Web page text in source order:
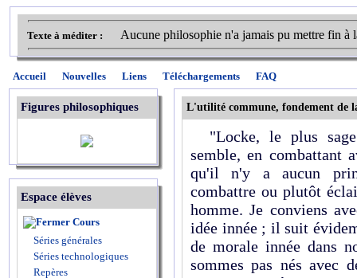
Texte à méditer : Aucune philosophie n'a jamais pu mettre fin à
Accueil Nouvelles Liens Téléchargements FAQ
Figures philosophiques
Espace élèves
Cours
Séries générales
Séries technologiques
Repères
L'utilité commune, fondement de
"Locke, le plus sage
semble, en combattant
qu'il n'y a aucun
combattre ou plutôt
homme. Je conviens
idée innée ; il suit
de morale innée dans
sommes pas nés avec